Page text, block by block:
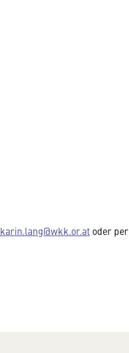
karin.lang@wkk.or.at oder per